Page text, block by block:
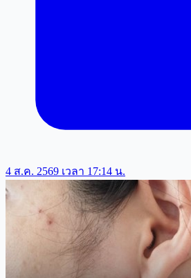
4 ส.ค. 2569 เวลา 17:14 น.